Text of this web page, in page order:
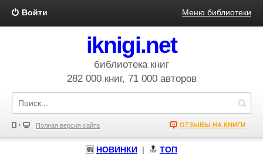
Войти Меню библиотеки
iknigi.net
библиотека книг
282 000 книг, 71 000 авторов
Полная версия сайта ОТЗЫВЫ НА КНИГИ
🆕 НОВИНКИ | 🔝 ТОП